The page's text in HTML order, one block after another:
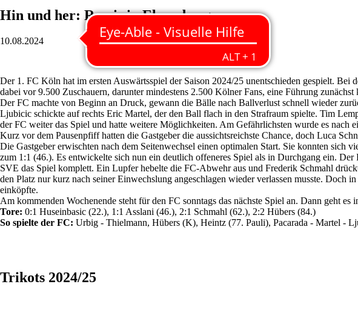
Hin und her: Remis in Elversberg
10.08.2024
Der 1. FC Köln hat im ersten Auswärtsspiel der Saison 2024/25 unentschieden gespielt.
dabei vor 9.500 Zuschauern, darunter mindestens 2.500 Kölner Fans, eine Führung
Der FC machte von Beginn an Druck, gewann die Bälle nach Ballverlust schnell wieder
Ljubicic schickte auf rechts Eric Martel, der den Ball flach in den Strafraum spielte. Tim
der FC weiter das Spiel und hatte weitere Möglichkeiten. Am Gefährlichsten wurde es
Kurz vor dem Pausenpfiff hatten die Gastgeber die aussichtsreichste Chance, doch Luca
Die Gastgeber erwischten nach dem Seitenwechsel einen optimalen Start. Sie konnten
zum 1:1 (46.). Es entwickelte sich nun ein deutlich offeneres Spiel als in Durchgang ein.
SVE das Spiel komplett. Ein Lupfer hebelte die FC-Abwehr aus und Frederik Schmahl
den Platz nur kurz nach seiner Einwechslung angeschlagen wieder verlassen musste.
einköpfte.
Am kommenden Wochenende steht für den FC sonntags das nächste Spiel an. Dann geht
Tore: 0:1 Huseinbasic (22.), 1:1 Asslani (46.), 2:1 Schmahl (62.), 2:2 Hübers (84.)
So spielte der FC: Urbig - Thielmann, Hübers (K), Heintz (77. Pauli), Pacarada - Martel -
Trikots 2024/25